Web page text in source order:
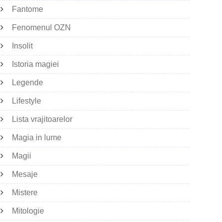
Fantome
Fenomenul OZN
Insolit
Istoria magiei
Legende
Lifestyle
Lista vrajitoarelor
Magia in lume
Magii
Mesaje
Mistere
Mitologie